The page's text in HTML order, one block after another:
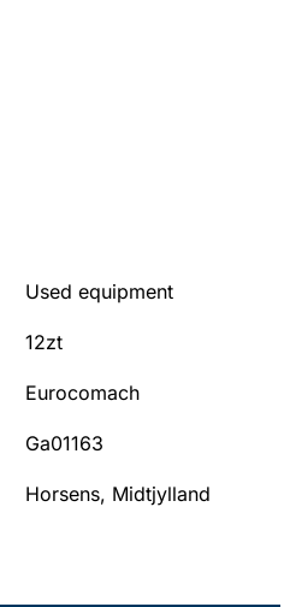
Used equipment
12zt
Eurocomach
Ga01163
Horsens, Midtjylland